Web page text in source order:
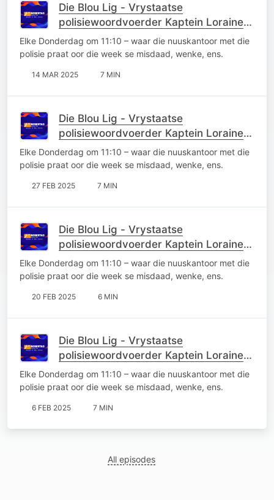
Die Blou Lig - Vrystaatse
polisiewoordvoerder Kaptein Loraine
Earl
Elke Donderdag om 11:10 – waar die nuuskantoor met die
polisie praat oor die week se misdaad, wenke, ens.
14 MAR 2025 7 MIN
Die Blou Lig - Vrystaatse
polisiewoordvoerder Kaptein Loraine
Earl
Elke Donderdag om 11:10 – waar die nuuskantoor met die
polisie praat oor die week se misdaad, wenke, ens.
27 FEB 2025 7 MIN
Die Blou Lig - Vrystaatse
polisiewoordvoerder Kaptein Loraine
Earl
Elke Donderdag om 11:10 – waar die nuuskantoor met die
polisie praat oor die week se misdaad, wenke, ens.
20 FEB 2025 6 MIN
Die Blou Lig - Vrystaatse
polisiewoordvoerder Kaptein Loraine
Earl
Elke Donderdag om 11:10 – waar die nuuskantoor met die
polisie praat oor die week se misdaad, wenke, ens.
6 FEB 2025 7 MIN
All episodes